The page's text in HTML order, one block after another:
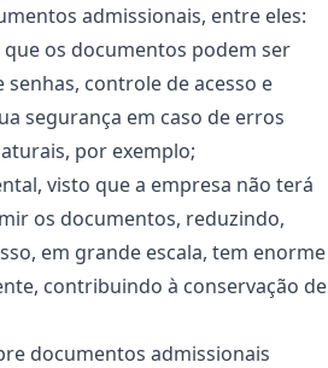
admissionais, entre eles:
que os documentos podem ser
controle de acesso e
segurança em caso de erros
por exemplo;
visto que a empresa não terá
os documentos, reduzindo,
em grande escala, tem enorme
contribuindo à conservação de
documentos admissionais